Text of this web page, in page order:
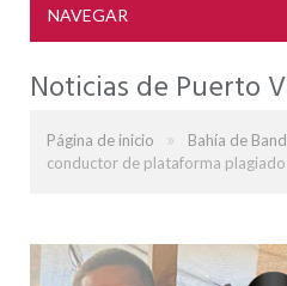
NAVEGAR
Noticias de Puerto
Página de inicio » Bahía de
conductor de plataforma plagiado